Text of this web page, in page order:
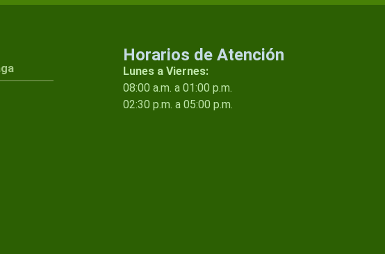
Horarios de Atención
Lunes a Viernes:
08:00 a.m. a 01:00 p.m.
02:30 p.m. a 05:00 p.m.